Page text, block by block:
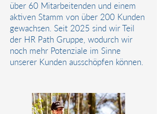
über 60 Mitarbeitenden und einem
aktiven Stamm von über 200 Kunden
gewachsen. Seit 2025 sind wir Teil
der HR Path Gruppe, wodurch wir
noch mehr Potenziale im Sinne
unserer Kunden ausschöpfen können.